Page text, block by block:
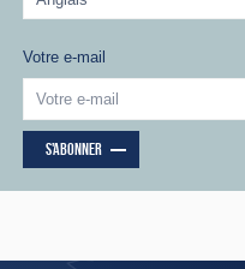
Votre e-mail
S'ABONNER